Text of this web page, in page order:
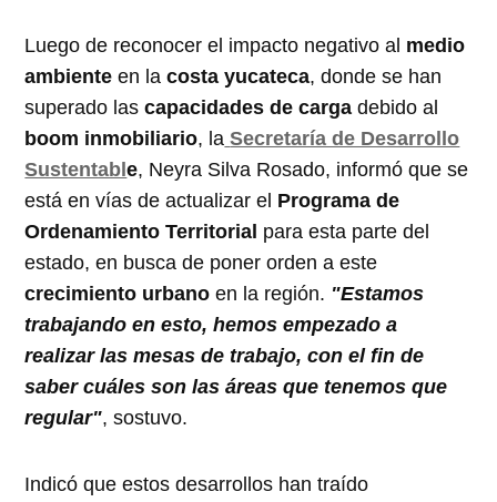
Luego de reconocer el impacto negativo al medio
ambiente en lacosta yucateca, donde se han
superado lascapacidades de carga debido al
boom inmobiliario, la Secretaría de Desarrollo
Sustentable, Neyra Silva Rosado, informó que se
está en vías de actualizar el Programa de
Ordenamiento Territorial para esta parte del
estado, en busca de poner orden a este
crecimiento urbano en la región. "Estamos
trabajando en esto, hemos empezado a
realizar las mesas de trabajo, con el fin de
saber cuáles son las áreas que tenemos que
regular", sostuvo.
Indicó que estos desarrollos han traído